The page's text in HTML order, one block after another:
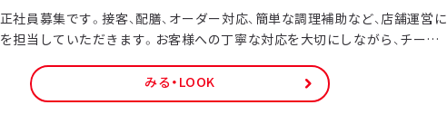
社員募集です。接客、配膳、オーダー対応、簡単な調理補助など、店舗運営に
担当していただきます。お客様への丁寧な対応を大切にしながら、チーム
境です。未経験の方でも研修制度があり、日本の飲食サービスを基礎から
として安定した雇用形態で、長期的なキャリア形成が可能です。シフト制勤
みる・LOOK